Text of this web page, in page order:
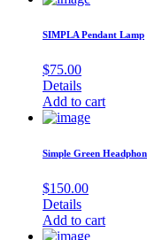
SIMPLA Pendant Lamp
$75.00
Details
Add to cart
Simple Green
$150.00
Details
Add to cart